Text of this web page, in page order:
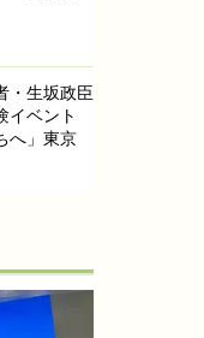
・生坂政臣
イベント
へ」東京